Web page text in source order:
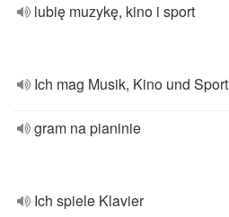
lubię muzykę, kino i sport
Ich mag Musik, Kino und Sport
gram na pianinie
Ich spiele Klavier